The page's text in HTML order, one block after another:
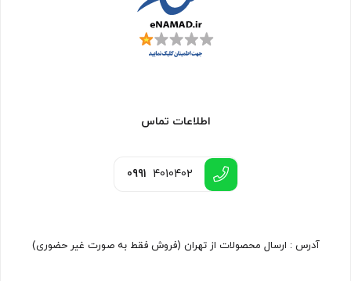
اطلاعات تماس
0991 4010402
آدرس : ارسال محصولات از تهران (فروش فقط به صورت غیر حضوری)